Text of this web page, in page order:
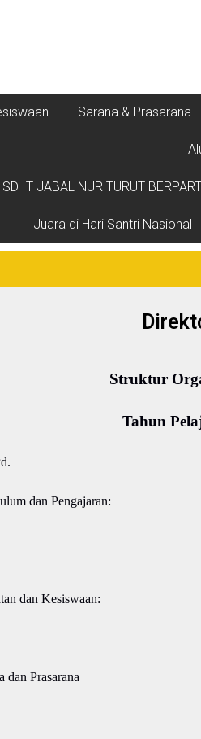
Sarana & Prasarana
IT JABAL NUR TURUT
Juara di Hari Santri Nasional
Struktur
Tahun
dan Pengajaran:
dan Kesiswaan:
dan Prasarana